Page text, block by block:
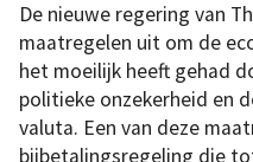
De nieuwe regering van
maatregelen uit om de
het moeilijk heeft gehad
politieke onzekerheid en
valuta. Een van deze
bijbetalingsregeling die